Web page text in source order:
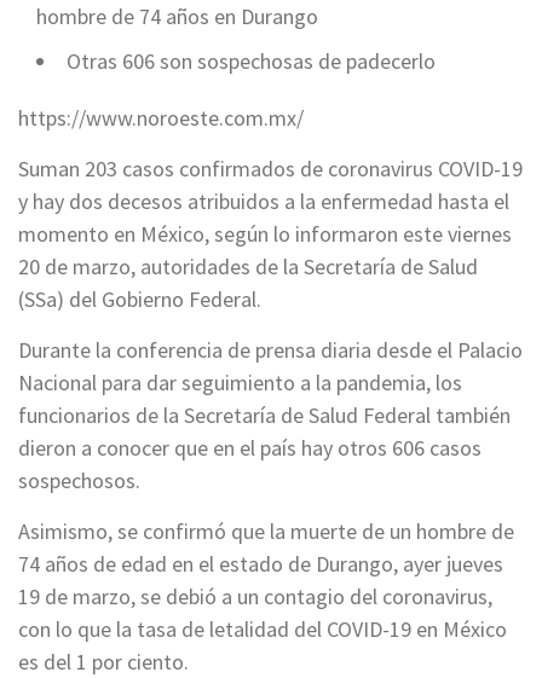
hombre de 74 años en Durango
Otras 606 son sospechosas de padecerlo
https://www.noroeste.com.mx/
Suman 203 casos confirmados de coronavirus COVID-19
y hay dos decesos atribuidos a la enfermedad hasta el
momento en México, según lo informaron este viernes
20 de marzo, autoridades de la Secretaría de Salud
(SSa) del Gobierno Federal.
Durante la conferencia de prensa diaria desde el Palacio
Nacional para dar seguimiento a la pandemia, los
funcionarios de la Secretaría de Salud Federal también
dieron a conocer que en el país hay otros 606 casos
sospechosos.
Asimismo, se confirmó que la muerte de un hombre de
74 años de edad en el estado de Durango, ayer jueves
19 de marzo, se debió a un contagio del coronavirus,
con lo que la tasa de letalidad del COVID-19 en México
es del 1 por ciento.